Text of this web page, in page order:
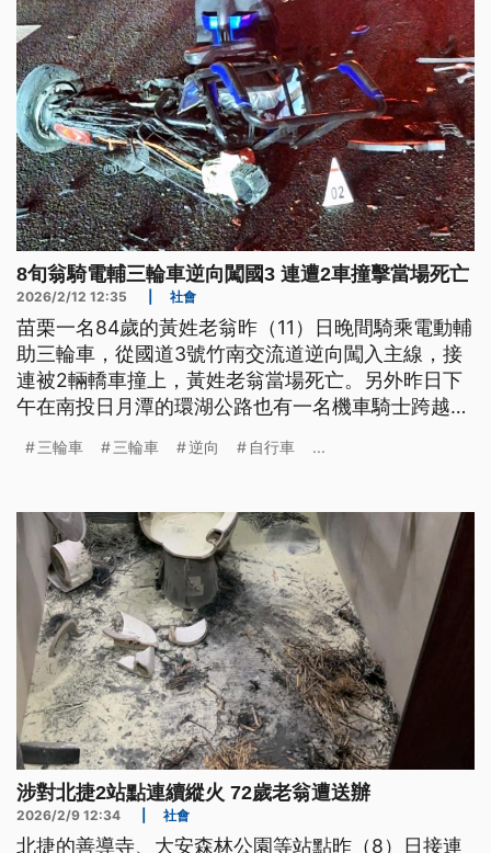
8旬翁騎電輔三輪車逆向闖國3 連遭2車撞擊當場死亡
2026/2/12 12:35 社會
苗栗一名84歲的黃姓老翁昨（11）日晚間騎乘電動輔
助三輪車，從國道3號竹南交流道逆向闖入主線，接
連被2輛轎車撞上，黃姓老翁當場死亡。另外昨日下
午在南投日月潭的環湖公路也有一名機車騎士跨越雙
處受傷送醫。
三輪車 三輪車 逆向 自行車 ...
涉對北捷2站點連續縱火 72歲老翁遭送辦
2026/2/9 12:34 社會
北捷的善導寺、大安森林公園等站點昨（8）日接連